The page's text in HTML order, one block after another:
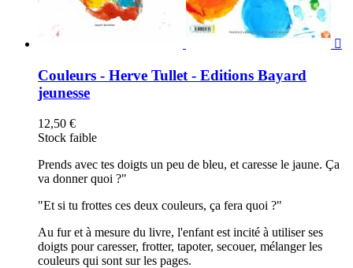

Couleurs - Herve Tullet - Editions Bayard
jeunesse
12,50 €
Stock faible
Prends avec tes doigts un peu de bleu, et caresse le jaune. Ça
va donner quoi ?"
"Et si tu frottes ces deux couleurs, ça fera quoi ?"
Au fur et à mesure du livre, l'enfant est incité à utiliser ses
doigts pour caresser, frotter, tapoter, secouer, mélanger les
couleurs qui sont sur les pages.